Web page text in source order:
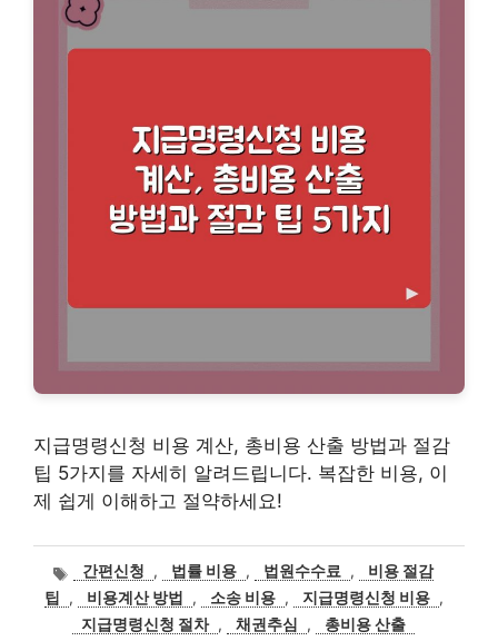
지급명령신청 비용 계산, 총비용 산출 방법과 절감
팁 5가지를 자세히 알려드립니다. 복잡한 비용, 이
제 쉽게 이해하고 절약하세요!
태
그
간편신청 , 법률 비용 , 법원수수료 ,
비용 절감
팁
, 비용계산 방법 , 소송 비용 , 지급명령신청 비용 ,
지급명령신청 절차 , 채권추심 , 총비용 산출